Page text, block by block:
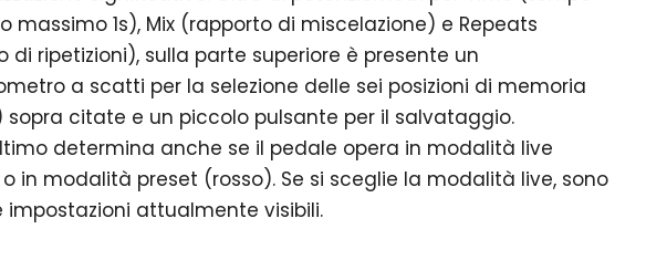
massimo 1s), Mix (rapporto di miscelazione) e Repeats
di ripetizioni), sulla parte superiore è presente un
a scatti per la selezione delle sei posizioni di memoria
sopra citate e un piccolo pulsante per il salvataggio.
determina anche se il pedale opera in modalità live
in modalità preset (rosso). Se si sceglie la modalità live, sono
impostazioni attualmente visibili.